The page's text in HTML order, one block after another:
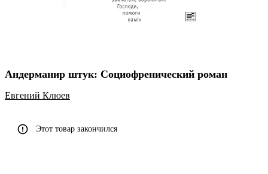
Андерманир штук: Социофренический роман
Евгений Клюев
Этот товар закончился